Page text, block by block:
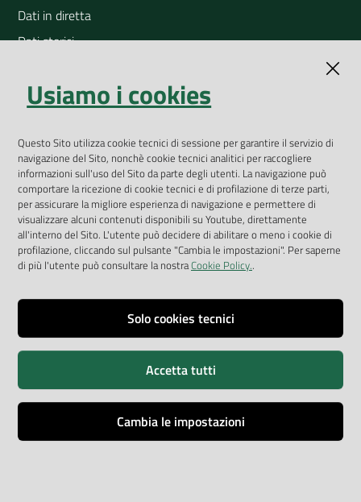
Dati in diretta
Dati storici
Open Data
App Arpav
Rapporti regionali annuali
Le Infografiche
Dispenser dati
Vai alla pagina
Privacy
Accessibilità
Credits
Usiamo i cookies
Questo Sito utilizza cookie tecnici di sessione per garantire il servizio di
navigazione del Sito, nonchè cookie tecnici analitici per raccogliere
informazioni sull'uso del Sito da parte degli utenti. La navigazione può
comportare la ricezione di cookie tecnici e di profilazione di terze parti,
per assicurare la migliore esperienza di navigazione e permettere di
visualizzare alcuni contenuti disponibili su Youtube, direttamente
all'interno del Sito. L'utente può decidere di abilitare o meno i cookie di
profilazione, cliccando sul pulsante "Cambia le impostazioni". Per saperne
di più l'utente può consultare la nostraCookie Policy..
Solo cookies tecnici
Accetta tutti
Cambia le impostazioni